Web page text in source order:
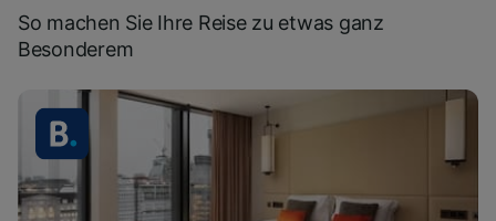
So machen Sie Ihre Reise zu etwas ganz
Besonderem